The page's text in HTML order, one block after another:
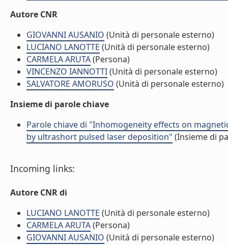
Autore CNR
GIOVANNI AUSANIO (Unità di personale esterno)
LUCIANO LANOTTE (Unità di personale esterno)
CARMELA ARUTA(Persona)
VINCENZO IANNOTTI(Unità di personale esterno)
SALVATORE AMORUSO (Unità di personale esterno)
Insieme di parole chiave
Parole chiave di "Inhomogeneity effects on
by ultrashort pulsed laser deposition" (Insieme di
Incoming links:
Autore CNR di
LUCIANO LANOTTE (Unità di personale esterno)
CARMELA ARUTA(Persona)
GIOVANNI AUSANIO (Unità di personale esterno)